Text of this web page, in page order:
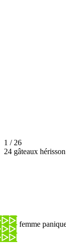
1 / 26
24 gâteaux
Une femme